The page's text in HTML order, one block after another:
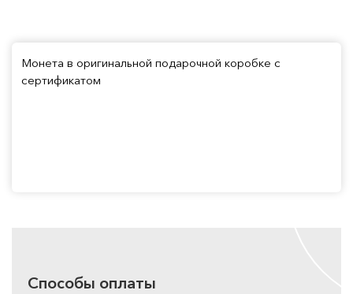
Монета в оригинальной подарочной коробке с
сертификатом
Способы оплаты